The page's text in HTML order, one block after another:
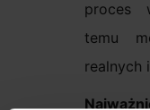
proces
temu
realnych